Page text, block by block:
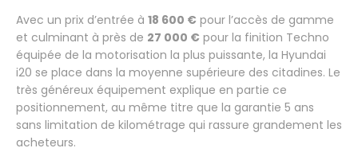
Avec un prix d’entrée à 18 600 € pour l’accès de gamme
et culminant à près de 27 000 € pour la finition Techno
équipée de la motorisation la plus puissante, la Hyundai
i20 se place dans la moyenne supérieure des citadines. Le
très généreux équipement explique en partie ce
positionnement, au même titre que la garantie 5 ans
sans limitation de kilométrage qui rassure grandement les
acheteurs.